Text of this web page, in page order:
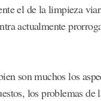
el de la limpieza
actualmente
son muchos los
los problemas